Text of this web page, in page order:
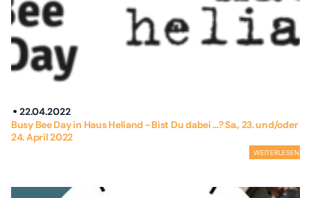
22.04.2022
Busy Bee Day in Haus Heliand - Bist Du dabei ...? Sa., 23. und/oder
24. April 2022
WEITERLESEN